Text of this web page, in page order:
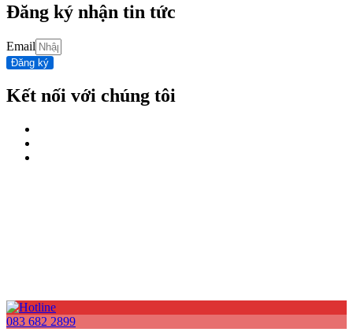
Đăng ký nhận tin tức
Email
Đăng ký
Kết nối với chúng tôi
083 682 2899